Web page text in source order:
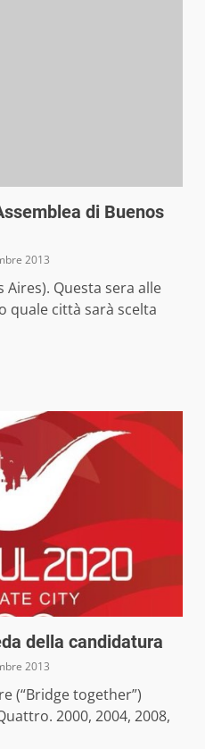
di Buenos
2013
Aires). Questa sera alle
quale città sarà scelta
della candidatura
2013
(“Bridge together”)
2000, 2004, 2008,